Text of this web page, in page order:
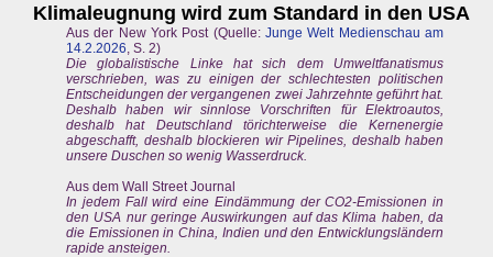
Klimaleugnung wird zum Standard in den USA
Aus der New York Post (Quelle:Junge Welt Medienschau am
14.2.2026 , S. 2)
Die globalistische Linke hat sich dem Umweltfanatismus
verschrieben, was zu einigen der schlechtesten politischen
Entscheidungen der vergangenen zwei Jahrzehnte geführt hat.
Deshalb haben wir sinnlose Vorschriften für Elektroautos,
deshalb hat Deutschland törichterweise die Kernenergie
abgeschafft, deshalb blockieren wir Pipelines, deshalb haben
unsere Duschen so wenig Wasserdruck.
Aus dem Wall Street Journal
In jedem Fall wird eine Eindämmung der CO2-Emissionen in
den USA nur geringe Auswirkungen auf das Klima haben, da
die Emissionen in China, Indien und den Entwicklungsländern
rapide ansteigen.